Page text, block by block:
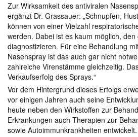
Zur Wirksamkeit des antiviralen
ergänzt Dr. Grassauer: „Schnupfen,
können von einer Vielzahl
werden. Dabei ist es kaum möglich,
diagnostizieren. Für eine Behandlung
Nasenspray ist das auch gar nicht
zahlreiche Virenstämme gleichzeitig.
Verkaufserfolg des Sprays.“
Vor dem Hintergrund dieses Erfolgs
vor einigen Jahren auch seine
heute neben den Wirkstoffen zur
Erkrankungen auch Therapien zur
sowie Autoimmunkrankheiten entwickelt.